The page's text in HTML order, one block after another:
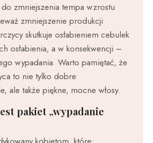
zmniejszenia tempa wzrostu
zmniejszenie produkcji
skutkuje osłabieniem cebulek
osłabienia, a w konsekwencji –
wypadania. Warto pamiętać, że
to nie tylko dobre
ale także piękne, mocne włosy.
pakiet „wypadanie